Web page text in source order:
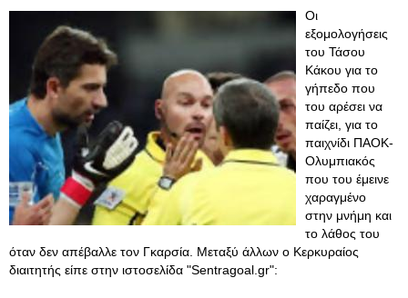
Οι
εξομολογήσεις
του Τάσου
Κάκου για το
γήπεδο που
του αρέσει να
παίζει, για το
παιχνίδι ΠΑΟΚ-
Ολυμπιακός
που του έμεινε
χαραγμένο
στην μνήμη και
το λάθος του
όταν δεν απέβαλλε τον Γκαρσία. Μεταξύ άλλων ο Κερκυραίος
διαιτητής είπε στην ιστοσελίδα "Sentragoal.gr":